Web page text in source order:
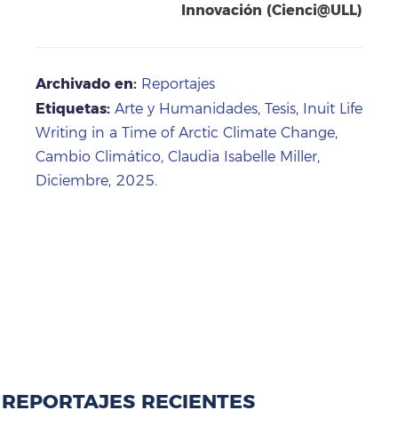
Innovación (Cienci@ULL)
Archivado en: Reportajes
Etiquetas: Arte y Humanidades, Tesis, Inuit Life
Writing in a Time of Arctic Climate Change,
Cambio Climático, Claudia Isabelle Miller,
Diciembre, 2025.
REPORTAJES RECIENTES